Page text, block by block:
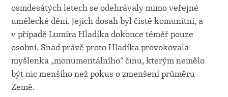
osmdesátých letech se odehrávaly mimo veřejné
umělecké dění. Jejich dosah byl čistě komunitní, a
v případě Lumíra Hladíka dokonce téměř pouze
osobní. Snad právě proto Hladíka provokovala
myšlenka „monumentálního“ činu, kterým nemělo
být nic menšího než pokus o zmenšení průměru
Země.